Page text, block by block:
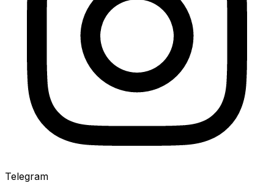
Telegram